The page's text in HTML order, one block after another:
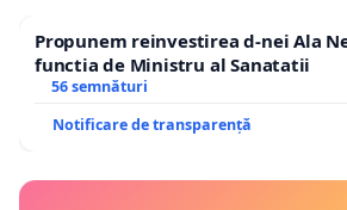
Propunem reinvestirea d-nei Ala
functia de Ministru al Sanatatii
56 semnături
Notificare de transparență